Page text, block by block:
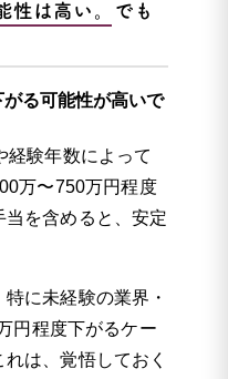
性は高い。でも
る可能性が高いで
経験年数によって
万〜750万円程度
を含めると、安定
に未経験の業界・
円程度下がるケー
は、覚悟しておく